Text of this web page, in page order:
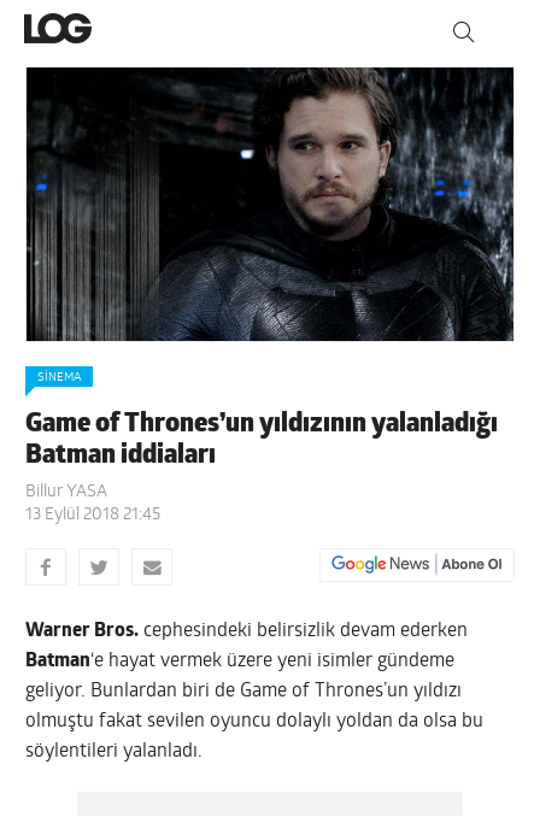
SINEMA
Game of Thrones’un yıldızının yalanladığı
Batman iddiaları
Billur YASA
13 Eylül 2018 21:45
Warner Bros. cephesindeki belirsizlik devam ederken
Batman‘e hayat vermek üzere yeni isimler gündeme
geliyor. Bunlardan biri de Game of Thrones’un yıldızı
olmuştu fakat sevilen oyuncu dolaylı yoldan da olsa bu
söylentileri yalanladı.